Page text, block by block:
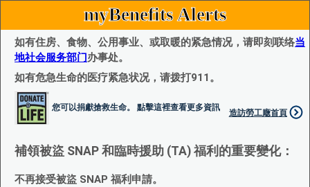
myBenefits Alerts
如有住房、食物、公用事业、或取暖的紧急情况，请即刻联络当
地社会服务部门办事处。
如有危急生命的医疗紧急状况，请拨打911。
您可以捐獻搶救生命。 點擊這裡查看更多資訊
造訪勞工廰首頁
補領被盜 SNAP 和臨時援助 (TA) 福利的重要變化：
不再接受被盜 SNAP 福利申請。